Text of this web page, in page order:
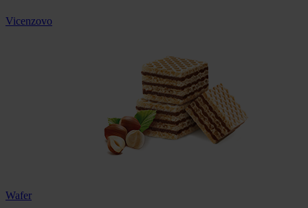
Vicenzovo
Wafer